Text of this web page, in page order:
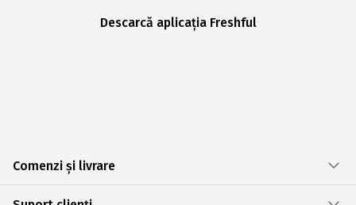
Descarcă aplicația Freshful
Comenzi și livrare